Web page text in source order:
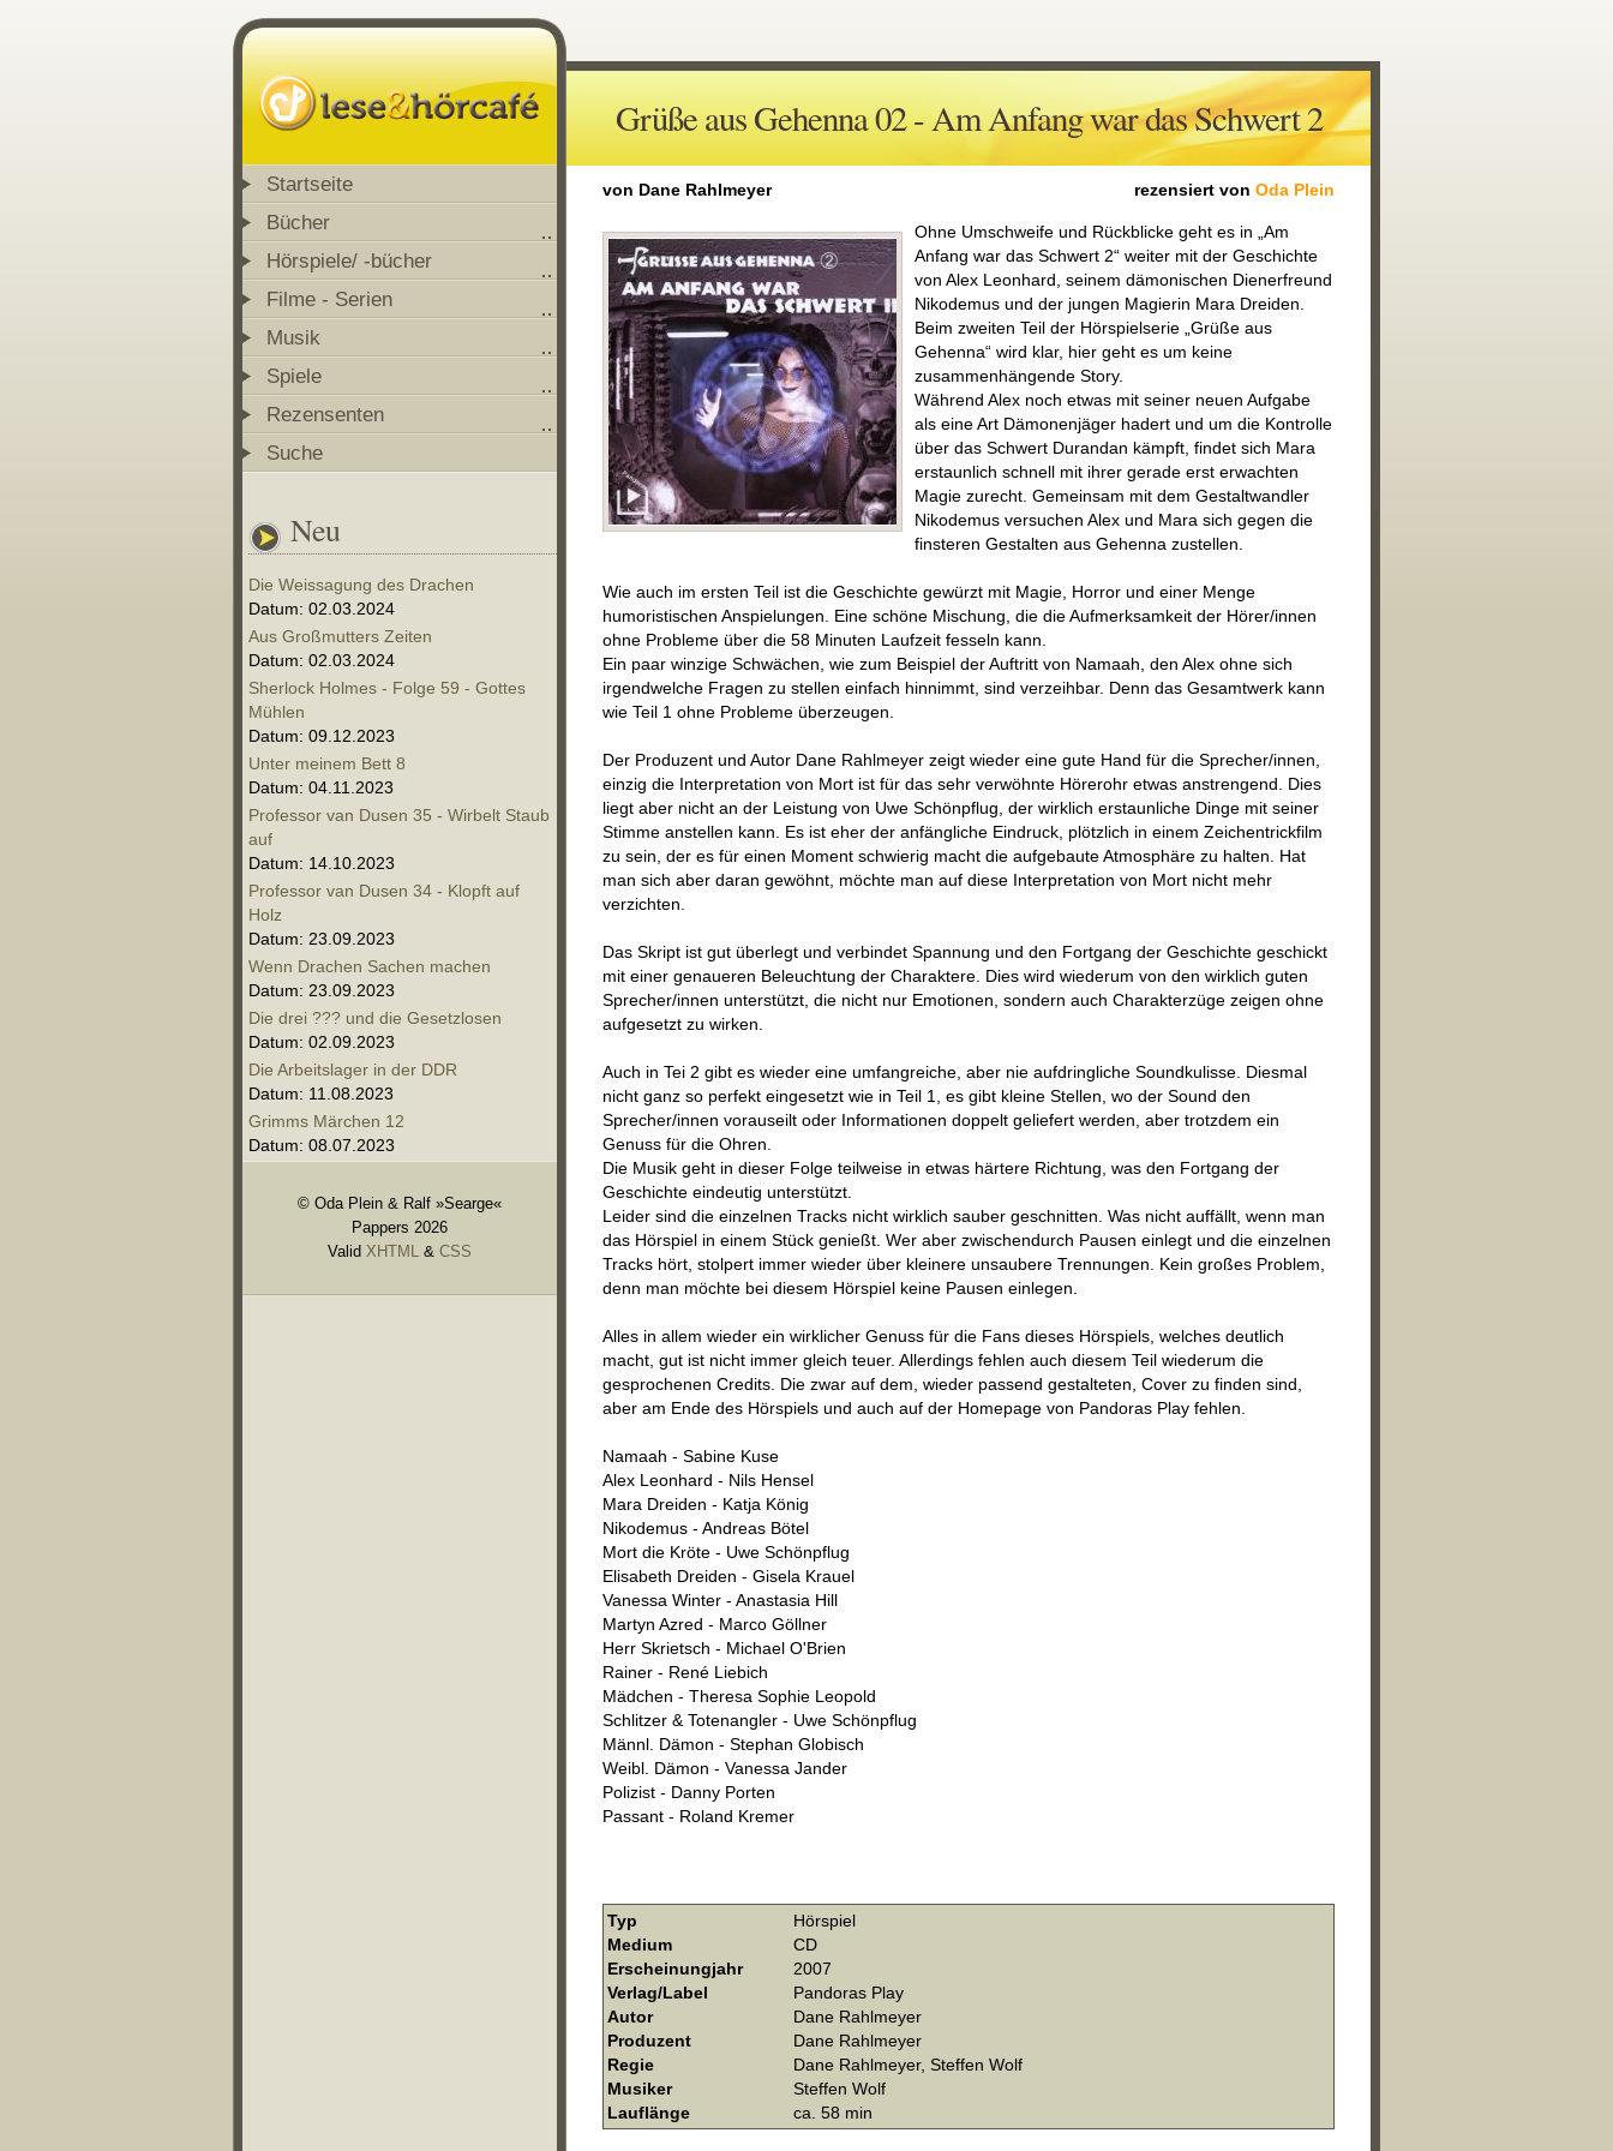
Startseite
Bücher
Hörspiele/ -bücher
Filme - Serien
Musik
Spiele
Rezensenten
Suche
Neu
Die Weissagung des Drachen
Datum: 02.03.2024
Aus Großmutters Zeiten
Datum: 02.03.2024
Sherlock Holmes - Folge 59 - Gottes
Mühlen
Datum: 09.12.2023
Unter meinem Bett 8
Datum: 04.11.2023
Professor van Dusen 35 - Wirbelt Staub
auf
Datum: 14.10.2023
Professor van Dusen 34 - Klopft auf
Holz
Datum: 23.09.2023
Wenn Drachen Sachen machen
Datum: 23.09.2023
Die drei ??? und die Gesetzlosen
Datum: 02.09.2023
Die Arbeitslager in der DDR
Datum: 11.08.2023
Grimms Märchen 12
Datum: 08.07.2023
© Oda Plein & Ralf »Searge«
Pappers 2026
Valid XHTML & CSS
Grüße aus Gehenna 02 - Am Anfang war das Schwert 2
von Dane Rahlmeyer rezensiert von Oda Plein
Ohne Umschweife und Rückblicke geht es in „Am
Anfang war das Schwert 2“ weiter mit der Geschichte
von Alex Leonhard, seinem dämonischen Dienerfreund
Nikodemus und der jungen Magierin Mara Dreiden.
Beim zweiten Teil der Hörspielserie „Grüße aus
Gehenna“ wird klar, hier geht es um keine
zusammenhängende Story.
Während Alex noch etwas mit seiner neuen Aufgabe
als eine Art Dämonenjäger hadert und um die Kontrolle
über das Schwert Durandan kämpft, findet sich Mara
erstaunlich schnell mit ihrer gerade erst erwachten
Magie zurecht. Gemeinsam mit dem Gestaltwandler
Nikodemus versuchen Alex und Mara sich gegen die
finsteren Gestalten aus Gehenna zustellen.
Wie auch im ersten Teil ist die Geschichte gewürzt mit Magie, Horror und einer Menge
humoristischen Anspielungen. Eine schöne Mischung, die die Aufmerksamkeit der Hörer/innen
ohne Probleme über die 58 Minuten Laufzeit fesseln kann.
Ein paar winzige Schwächen, wie zum Beispiel der Auftritt von Namaah, den Alex ohne sich
irgendwelche Fragen zu stellen einfach hinnimmt, sind verzeihbar. Denn das Gesamtwerk kann
wie Teil 1 ohne Probleme überzeugen.
Der Produzent und Autor Dane Rahlmeyer zeigt wieder eine gute Hand für die Sprecher/innen,
einzig die Interpretation von Mort ist für das sehr verwöhnte Hörerohr etwas anstrengend. Dies
liegt aber nicht an der Leistung von Uwe Schönpflug, der wirklich erstaunliche Dinge mit seiner
Stimme anstellen kann. Es ist eher der anfängliche Eindruck, plötzlich in einem Zeichentrickfilm
zu sein, der es für einen Moment schwierig macht die aufgebaute Atmosphäre zu halten. Hat
man sich aber daran gewöhnt, möchte man auf diese Interpretation von Mort nicht mehr
verzichten.
Das Skript ist gut überlegt und verbindet Spannung und den Fortgang der Geschichte geschickt
mit einer genaueren Beleuchtung der Charaktere. Dies wird wiederum von den wirklich guten
Sprecher/innen unterstützt, die nicht nur Emotionen, sondern auch Charakterzüge zeigen ohne
aufgesetzt zu wirken.
Auch in Tei 2 gibt es wieder eine umfangreiche, aber nie aufdringliche Soundkulisse. Diesmal
nicht ganz so perfekt eingesetzt wie in Teil 1, es gibt kleine Stellen, wo der Sound den
Sprecher/innen vorauseilt oder Informationen doppelt geliefert werden, aber trotzdem ein
Genuss für die Ohren.
Die Musik geht in dieser Folge teilweise in etwas härtere Richtung, was den Fortgang der
Geschichte eindeutig unterstützt.
Leider sind die einzelnen Tracks nicht wirklich sauber geschnitten. Was nicht auffällt, wenn man
das Hörspiel in einem Stück genießt. Wer aber zwischendurch Pausen einlegt und die einzelnen
Tracks hört, stolpert immer wieder über kleinere unsaubere Trennungen. Kein großes Problem,
denn man möchte bei diesem Hörspiel keine Pausen einlegen.
Alles in allem wieder ein wirklicher Genuss für die Fans dieses Hörspiels, welches deutlich
macht, gut ist nicht immer gleich teuer. Allerdings fehlen auch diesem Teil wiederum die
gesprochenen Credits. Die zwar auf dem, wieder passend gestalteten, Cover zu finden sind,
aber am Ende des Hörspiels und auch auf der Homepage von Pandoras Play fehlen.
Namaah - Sabine Kuse
Alex Leonhard - Nils Hensel
Mara Dreiden - Katja König
Nikodemus - Andreas Bötel
Mort die Kröte - Uwe Schönpflug
Elisabeth Dreiden - Gisela Krauel
Vanessa Winter - Anastasia Hill
Martyn Azred - Marco Göllner
Herr Skrietsch - Michael O'Brien
Rainer - René Liebich
Mädchen - Theresa Sophie Leopold
Schlitzer & Totenangler - Uwe Schönpflug
Männl. Dämon - Stephan Globisch
Weibl. Dämon - Vanessa Jander
Polizist - Danny Porten
Passant - Roland Kremer
Typ
Hörspiel
Medium
CD
Erscheinungjahr
2007
Verlag/Label
Pandoras Play
Autor
Dane Rahlmeyer
Produzent
Dane Rahlmeyer
Regie
Dane Rahlmeyer, Steffen Wolf
Musiker
Steffen Wolf
Lauflänge
ca. 58 min